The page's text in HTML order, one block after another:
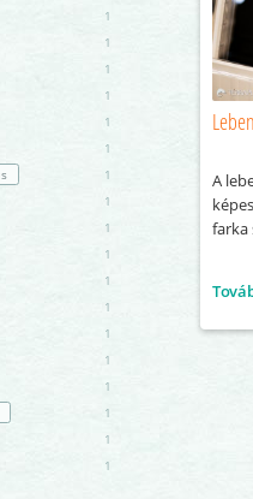
1
1
1
1
1
1
1
1
1
1
1
1
1
1
1
1
1
1
A
farka